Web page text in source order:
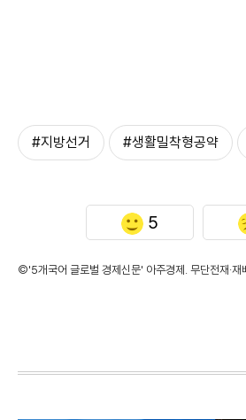
#지방선거 #생활밀착형공약
5
©'5개국어 글로벌 경제신문' 아주경제. 무단전재·재